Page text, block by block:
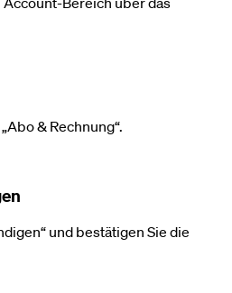
& Rechnung“.
und bestätigen Sie die